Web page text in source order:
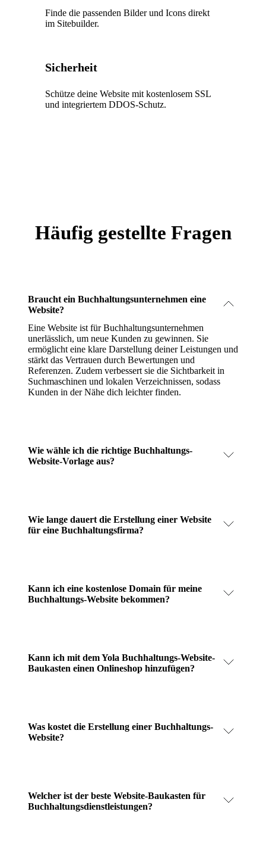
Finde die passenden Bilder und Icons direkt
im Sitebuilder.
Sicherheit
Schütze deine Website mit kostenlosem SSL
und integriertem DDOS-Schutz.
Häufig gestellte Fragen
Braucht ein Buchhaltungsunternehmen eine
Website?
Eine Website ist für Buchhaltungsunternehmen
unerlässlich, um neue Kunden zu gewinnen. Sie
ermöglicht eine klare Darstellung deiner Leistungen und
stärkt das Vertrauen durch Bewertungen und
Referenzen. Zudem verbessert sie die Sichtbarkeit in
Suchmaschinen und lokalen Verzeichnissen, sodass
Kunden in der Nähe dich leichter finden.
Wie wähle ich die richtige Buchhaltungs-
Website-Vorlage aus?
Wie lange dauert die Erstellung einer Website
für eine Buchhaltungsfirma?
Kann ich eine kostenlose Domain für meine
Buchhaltungs-Website bekommen?
Kann ich mit dem Yola Buchhaltungs-Website-
Baukasten einen Onlineshop hinzufügen?
Was kostet die Erstellung einer Buchhaltungs-
Website?
Welcher ist der beste Website-Baukasten für
Buchhaltungsdienstleistungen?